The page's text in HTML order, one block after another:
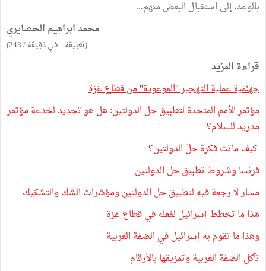
بالوعد، إلى استقبال البعض منهم...
محمد ابراهيم الحصايري
(تَعْلِيقَهْ... في دَقِيقَهْ / 243)
قراءة المزيد
جهنّمية عملية التهجير "الموعودة" من قطاع غزة
مؤتمر الأمم المتحدة لتطبيق حل الدولتين: هل هو تجديد لخدعة مؤتمر
مدريد للسلام؟
كيف ماتت فكرة حلّ الدولتين؟
فرنسا وشروط تطبيق حل الدولتين
مسار لا رجعة فيه لتطبيق حل الدولتين ومؤشرات الشك والتشكيك
هذا ما تخطط إسرائيل لفعله في قطاع غزة
وهذا ما تقوم به إسرائيل في الضفة الغربية
تآكل الضفة الغربية وتمزيقها بالأرقام